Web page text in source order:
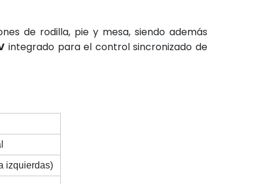
de rodilla, pie y mesa, siendo además
integrado para el control sincronizado de
izquierdas)